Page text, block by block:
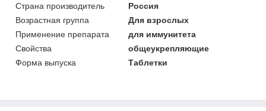
Страна производитель
Россия
Возрастная группа
Для взрослых
Применение препарата
для иммунитета
Свойства
общеукрепляющие
Форма выпуска
Таблетки